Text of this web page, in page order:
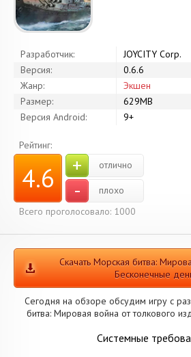
Разработчик:
JOYCITY Corp.
Версия:
0.6.6
Жанр:
Экшен
Размер:
629MB
Версия Android:
9+
Рейтинг:
4.6 + отлично
-
плохо
Всего проголосовало: 1000
Скачать Морская битва:
Бесконечные
Сегодня на обзоре обсудим игру с
битва: Мировая война от толкового
Системные